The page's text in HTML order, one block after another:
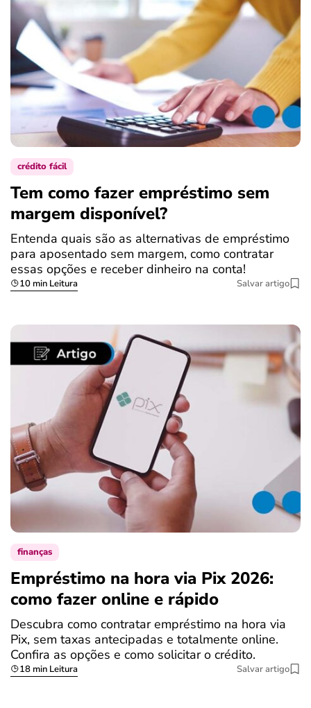
crédito fácil
Tem como fazer empréstimo sem
margem disponível?
Entenda quais são as alternativas de empréstimo
para aposentado sem margem, como contratar
essas opções e receber dinheiro na conta!
10 min Leitura Salvar artigo
finanças
Empréstimo na hora via Pix 2026:
como fazer online e rápido
Descubra como contratar empréstimo na hora via
Pix, sem taxas antecipadas e totalmente online.
Confira as opções e como solicitar o crédito.
18 min Leitura Salvar artigo